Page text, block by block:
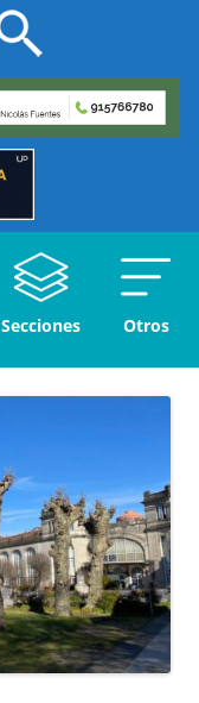
Secciones Otros